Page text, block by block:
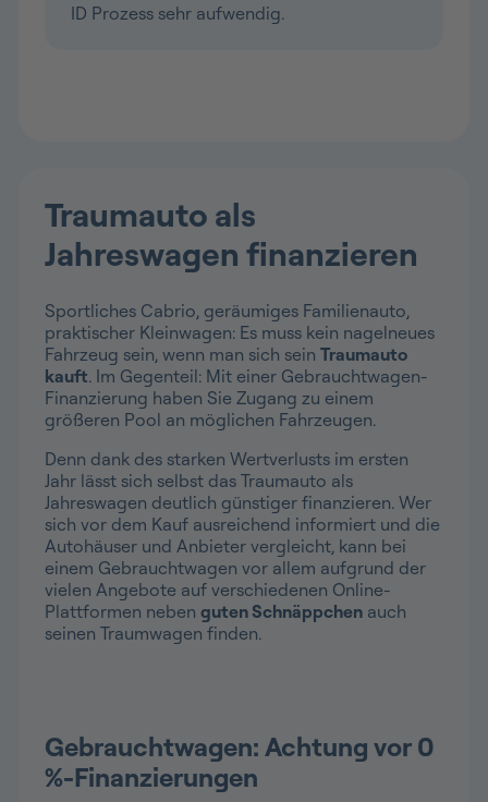
Traumauto als
Jahreswagen finanzieren
Sportliches Cabrio, geräumiges Familienauto,
praktischer Kleinwagen: Es muss kein nagelneues
Fahrzeug sein, wenn man sich sein Traumauto
kauft. Im Gegenteil: Mit einer Gebrauchtwagen-
Finanzierung haben Sie Zugang zu einem
größeren Pool an möglichen Fahrzeugen.
Denn dank des starken Wertverlusts im ersten
Jahr lässt sich selbst das Traumauto als
Jahreswagen deutlich günstiger finanzieren. Wer
sich vor dem Kauf ausreichend informiert und die
Autohäuser und Anbieter vergleicht, kann bei
einem Gebrauchtwagen vor allem aufgrund der
vielen Angebote auf verschiedenen Online-
Plattformen neben guten Schnäppchen auch
seinen Traumwagen finden.
Gebrauchtwagen: Achtung vor 0
%-Finanzierungen